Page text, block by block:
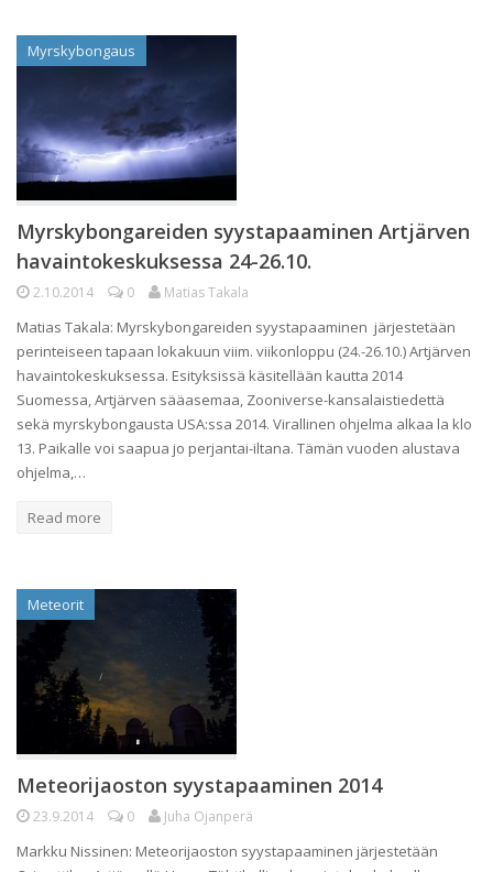
Myrskybongaus
Myrskybongareiden syystapaaminen Artjärven
havaintokeskuksessa 24-26.10.
2.10.2014 0 Matias Takala
Matias Takala: Myrskybongareiden syystapaaminen järjestetään
perinteiseen tapaan lokakuun viim. viikonloppu (24.-26.10.) Artjärven
havaintokeskuksessa. Esityksissä käsitellään kautta 2014
Suomessa, Artjärven sääasemaa, Zooniverse-kansalaistiedettä
sekä myrskybongausta USA:ssa 2014. Virallinen ohjelma alkaa la klo
13. Paikalle voi saapua jo perjantai-iltana. Tämän vuoden alustava
ohjelma,…
Read more
Meteorit
Meteorijaoston syystapaaminen 2014
23.9.2014 0 Juha Ojanperä
Markku Nissinen: Meteorijaoston syystapaaminen järjestetään